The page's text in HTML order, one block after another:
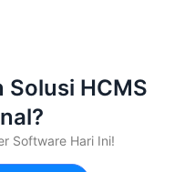
HCMS
Software Hari Ini!